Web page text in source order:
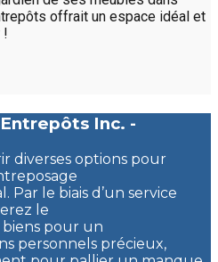
offrait un espace idéal et
!
Inc. -
diverses options pour
Par le biais d’un service
le
biens pour un
personnels précieux,